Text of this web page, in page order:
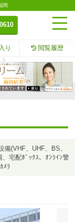
岡
り 閲覧履歴
(VHF、UHF、BS、
宅配ﾎﾞｯｸｽ、ｵﾝﾗｲﾝ警
ﾒﾗ